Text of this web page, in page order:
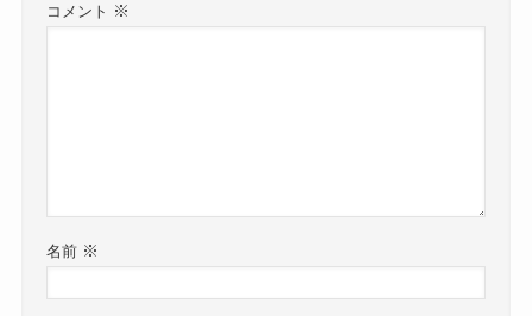
コメント ※
名前 ※